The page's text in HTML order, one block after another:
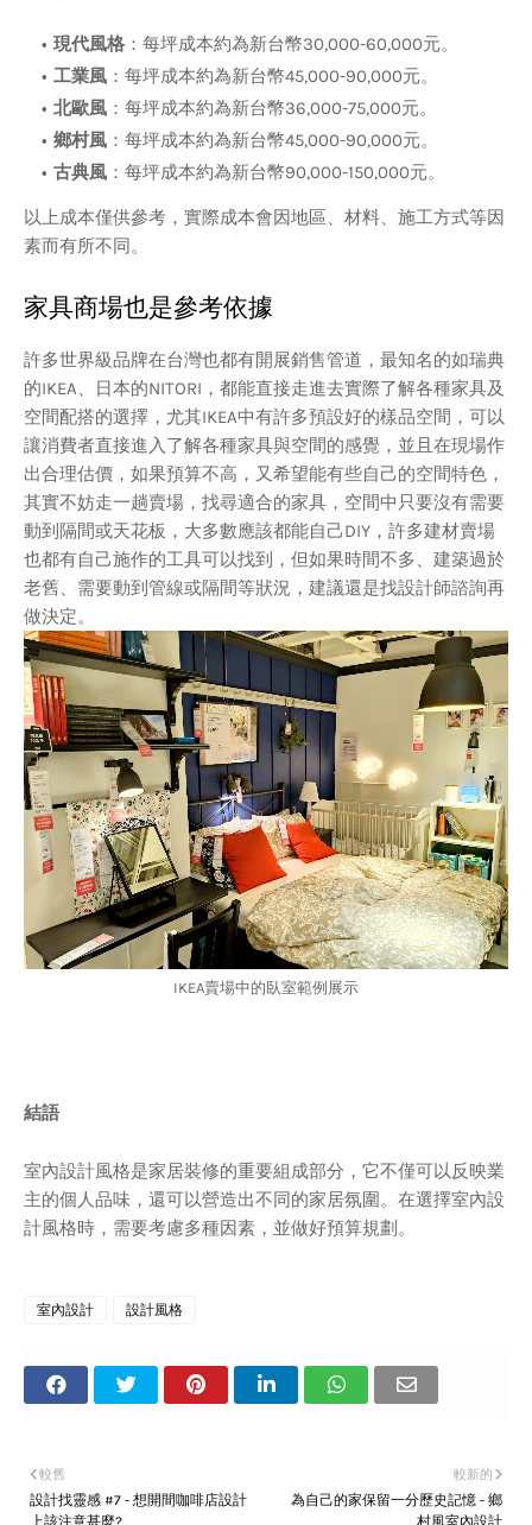
現代風格 ：每坪成本約為新台幣30,000-60,000元。
工業風 ：每坪成本約為新台幣45,000-90,000元。
北歐風 ：每坪成本約為新台幣36,000-75,000元。
鄉村風 ：每坪成本約為新台幣45,000-90,000元。
古典風 ：每坪成本約為新台幣90,000-150,000元。
以上成本僅供參考，實際成本會因地區、材料、施工方式等因
素而有所不同。
家具商場也是參考依據
許多世界級品牌在台灣也都有開展銷售管道，最知名的如瑞典
的IKEA、日本的NITORI，都能直接走進去實際了解各種家具及
空間配搭的選擇，尤其IKEA中有許多預設好的樣品空間，可以
讓消費者直接進入了解各種家具與空間的感覺，並且在現場作
出合理估價，如果預算不高，又希望能有些自己的空間特色，
其實不妨走一趟賣場，找尋適合的家具，空間中只要沒有需要
動到隔間或天花板，大多數應該都能自己DIY，許多建材賣場
也都有自己施作的工具可以找到，但如果時間不多、建築過於
老舊、需要動到管線或隔間等狀況，建議還是找設計師諮詢再
做決定。
IKEA賣場中的臥室範例展示
結語
室內設計風格是家居裝修的重要組成部分，它不僅可以反映業
主的個人品味，還可以營造出不同的家居氛圍。在選擇室內設
計風格時，需要考慮多種因素，並做好預算規劃。
室內設計 設計風格
較新的
為自己的家保留一分歷史記憶 - 鄉
村風室內設計
較舊
設計找靈感 #7 - 想開間咖啡店設計
上該注意甚麼?